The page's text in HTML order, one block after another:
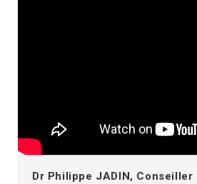
Dr Philippe JADIN,